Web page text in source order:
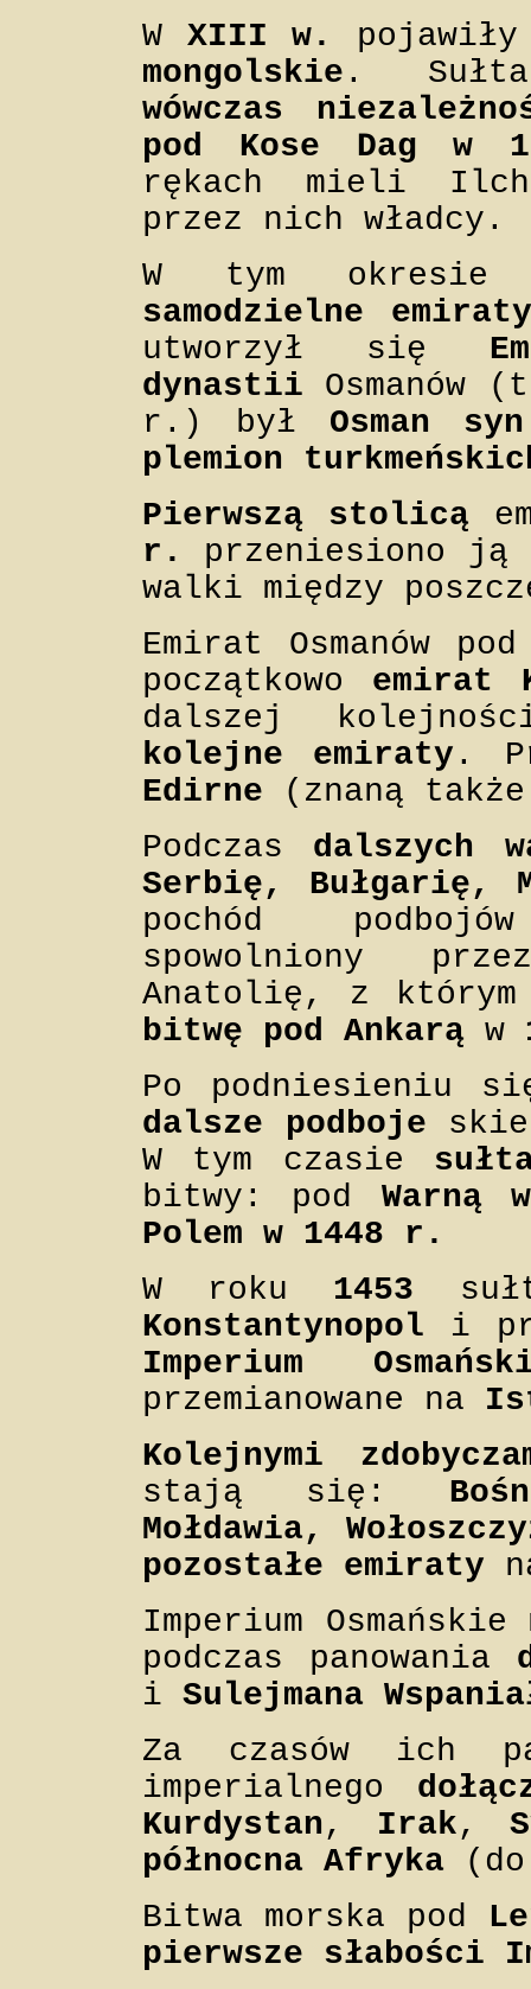
W XIII w.
mongolskie .
wówczas
pod Kose Dag w
rękach mieli
przez nich władcy.
W tym okresie
samodzielne
utworzył się
dynastii Osmanów
r.) był Osman
plemion
Pierwszą stolicą
r.
przeniesiono
walki między
Emirat Osmanów
początkowo emirat
dalszej
kolejne emiraty .
Edirne (znaną
Podczas dalszych
Serbię, Bułgarię,
pochód
spowolniony
Anatolię, z
bitwę pod Ankarą w
Po podniesieniu
dalsze podboje
W tym czasie
bitwy: pod Warną
Polem w 1448 r.
W roku 1453
Konstantynopol i
Imperium
przemianowane na
Kolejnymi
stają się:
Mołdawia,
pozostałe emiraty
Imperium
podczas panowania
i Sulejmana
Za czasów ich
imperialnego
Kurdystan, Irak,
północna Afryka
Bitwa morska pod
pierwsze słabości